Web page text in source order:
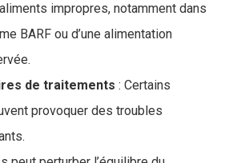
impropres, notamment dans
BARF ou d’une alimentation
.
de traitements : Certains
provoquer des troubles